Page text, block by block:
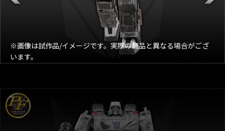
※画像は試作品/イメージです。実際の商品と異なる場合がござ
います。